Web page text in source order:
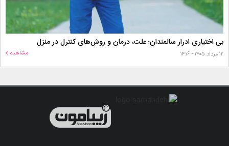
بی اختیاری ادرار سالمندان؛ علت، درمان و روش‌های کنترل در منزل
۱۲ مرداد ۱۴۰۵ - ۱۴:۱۶ مشاهده